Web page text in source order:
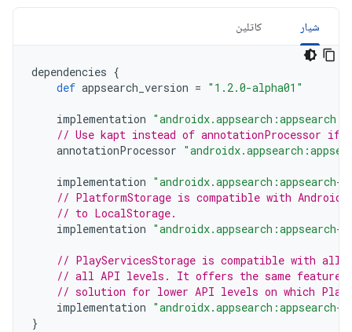
شیار کاتلین
dependencies {
def appsearch_version = "1.2.0-alpha01"
implementation
// Use kapt instead of annotationProcessor if
annotationProcessor
implementation
// PlatformStorage is compatible with
// to LocalStorage.
implementation
// PlayServicesStorage is compatible with all
// all API levels. It offers the same features
// solution for lower API levels on which
implementation
}